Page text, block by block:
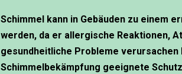
Schimmel kann in Gebäuden zu einem
werden, da er allergische Reaktionen,
gesundheitliche Probleme verursachen
Schimmelbekämpfung geeignete